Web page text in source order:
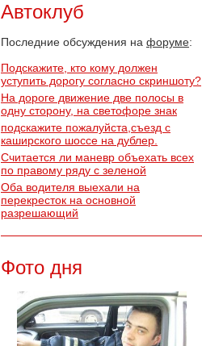
Автоклуб
Последние обсуждения на форуме:
Подскажите, кто кому должен
уступить дорогу согласно скриншоту?
На дороге движение две полосы в
одну сторону, на светофоре знак
подскажите пожалуйста,съезд с
каширского шоссе на дублер.
Считается ли маневр объехать всех
по правому ряду с зеленой
Оба водителя выехали на
перекресток на основной
разрешающий
Фото дня